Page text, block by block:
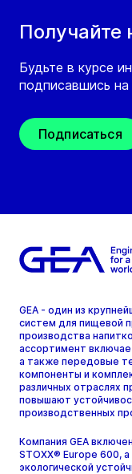
Получайте
Будьте в курсе
подписавшись
Подписаться
GEA - один из
систем для пищевой
производства
ассортимент
а также передовые
компоненты и
различных отраслях
повышают
производственных
Компания GEA
STOXX® Europe 600,
экологической